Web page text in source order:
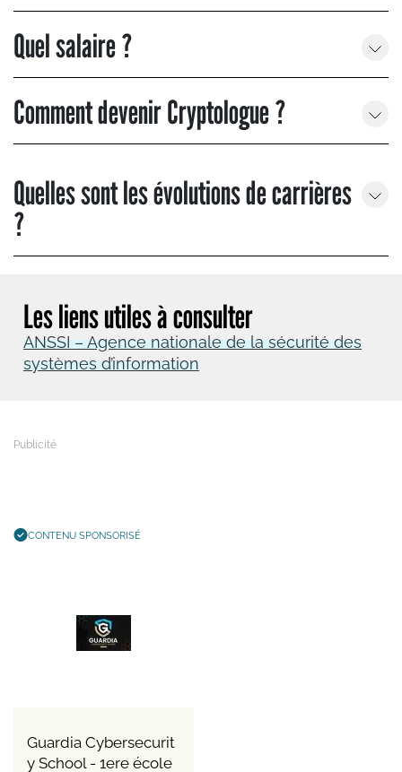
Quel salaire ?
Comment devenir Cryptologue ?
Quelles sont les évolutions de carrières
?
Les liens utiles à consulter
ANSSI – Agence nationale de la sécurité des
systèmes d’information
CONTENU SPONSORISÉ
Guardia Cybersecurit
y School - 1ere école